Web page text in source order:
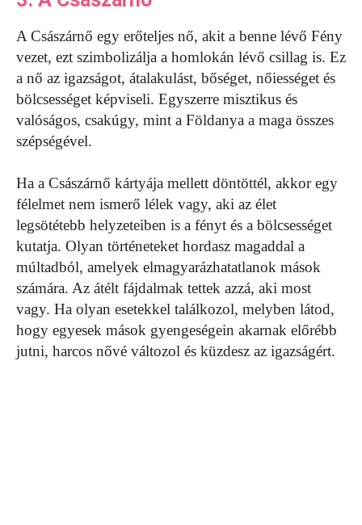
A Császárnő egy erőteljes nő, akit a benne lévő Fény
vezet, ezt szimbolizálja a homlokán lévő csillag is. Ez
a nő az igazságot, átalakulást, bőséget, nőiességet és
bölcsességet képviseli. Egyszerre misztikus és
valóságos, csakúgy, mint a Földanya a maga összes
szépségével.
Ha a Császárnő kártyája mellett döntöttél, akkor egy
félelmet nem ismerő lélek vagy, aki az élet
legsötétebb helyzeteiben is a fényt és a bölcsességet
kutatja. Olyan történeteket hordasz magaddal a
múltadból, amelyek elmagyarázhatatlanok mások
számára. Az átélt fájdalmak tettek azzá, aki most
vagy. Ha olyan esetekkel találkozol, melyben látod,
hogy egyesek mások gyengeségein akarnak előrébb
jutni, harcos nővé változol és küzdesz az igazságért.